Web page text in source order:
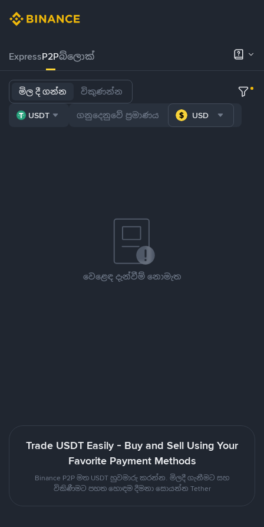
ExpressP2Pබ්ලොක්
මිල දී ගන්න විකුණන්න
USDT USD
වෙළෙඳ දැන්වීම් නොමැත
Trade USDT Easily - Buy and Sell Using Your
Favorite Payment Methods
Binance P2P මත USDT හුවමාරු කරන්න. මිලදී ගැනීමට සහ
විකිණීමට පහත හොඳම දීමනා සොයන්න Tether